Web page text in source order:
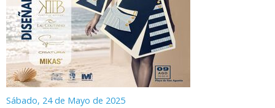
Sábado, 24 de Mayo de 2025